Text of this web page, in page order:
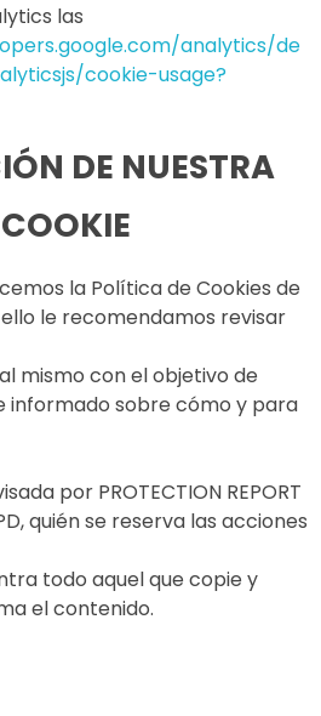
las
analytics/de
cookie-usage?
DE NUESTRA
la Política de Cookies de
le recomendamos revisar
mismo con el objetivo de
informado sobre cómo y para
por PROTECTION REPORT
quién se reserva las acciones
todo aquel que copie y
el contenido.